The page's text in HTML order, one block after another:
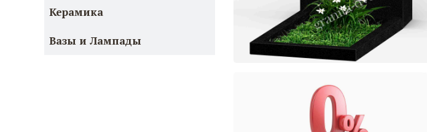
Керамика
Вазы и Лампады